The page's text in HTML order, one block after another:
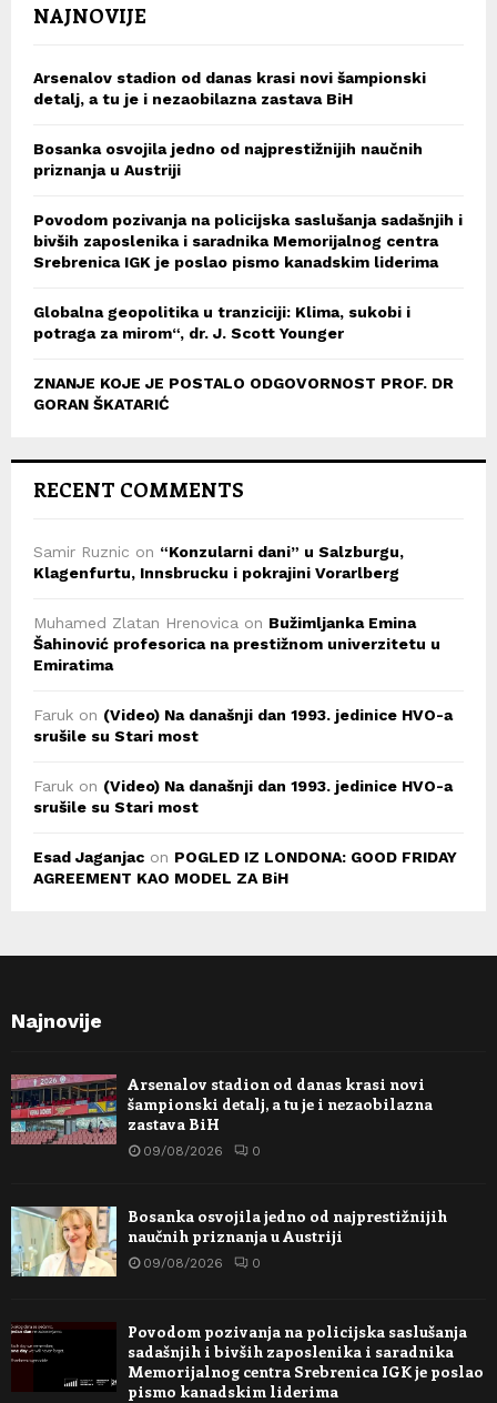
NAJNOVIJE
Arsenalov stadion od danas krasi novi šampionski
detalj, a tu je i nezaobilazna zastava BiH
Bosanka osvojila jedno od najprestižnijih naučnih
priznanja u Austriji
Povodom pozivanja na policijska saslušanja sadašnjih i
bivših zaposlenika i saradnika Memorijalnog centra
Srebrenica IGK je poslao pismo kanadskim liderima
Globalna geopolitika u tranziciji: Klima, sukobi i
potraga za mirom“, dr. J. Scott Younger
ZNANJE KOJE JE POSTALO ODGOVORNOST PROF. DR
GORAN ŠKATARIĆ
RECENT COMMENTS
Samir Ruznic on “Konzularni dani” u Salzburgu,
Klagenfurtu, Innsbrucku i pokrajini Vorarlberg
Muhamed Zlatan Hrenovica on Bužimljanka Emina
Šahinović profesorica na prestižnom univerzitetu u
Emiratima
Faruk on (Video) Na današnji dan 1993. jedinice HVO-a
srušile su Stari most
Faruk on (Video) Na današnji dan 1993. jedinice HVO-a
srušile su Stari most
Esad Jaganjac on POGLED IZ LONDONA: GOOD FRIDAY
AGREEMENT KAO MODEL ZA BiH
Najnovije
Arsenalov stadion od danas krasi novi
šampionski detalj, a tu je i nezaobilazna
zastava BiH
09/08/2026 0
Bosanka osvojila jedno od najprestižnijih
naučnih priznanja u Austriji
09/08/2026 0
Povodom pozivanja na policijska saslušanja
sadašnjih i bivših zaposlenika i saradnika
Memorijalnog centra Srebrenica IGK je poslao
pismo kanadskim liderima